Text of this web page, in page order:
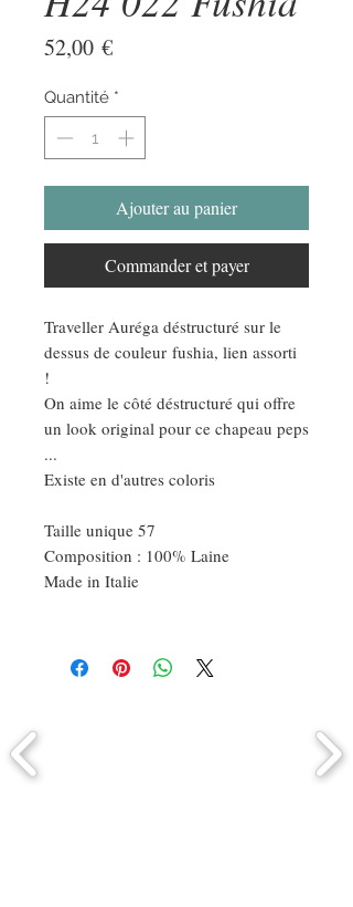
52,00 €Prix
Quantité *
Ajouter au panier
Commander et payer
Traveller Auréga déstructuré sur le
dessus de couleur fushia, lien assorti
!
On aime le côté déstructuré qui offre
un look original pour ce chapeau peps
...
Existe en d'autres coloris
Taille unique 57
Composition : 100% Laine
Made in Italie